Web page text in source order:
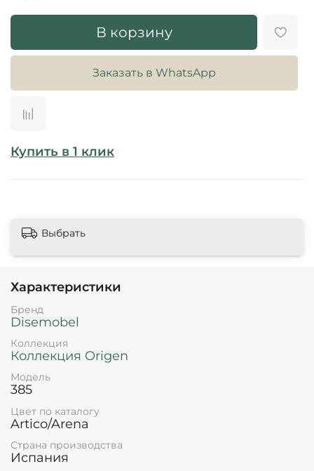
В корзину
Заказать в WhatsApp
Купить в 1 клик
Выбрать
Характеристики
Бренд
Disemobel
Коллекция
Коллекция Origen
Модель
385
Цвет по каталогу
Artico/Arena
Страна производства
Испания